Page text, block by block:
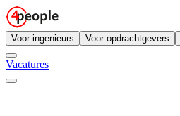
Voor ingenieurs Voor opdrachtgevers
Vacatures